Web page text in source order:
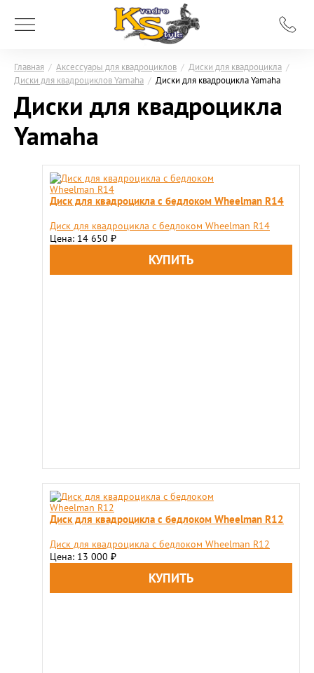
Главная / Аксессуары для квадроциклов / Диски для квадроцикла /
Диски для квадроциклов Yamaha / Диски для квадроцикла Yamaha
Диски для квадроцикла
Yamaha
Диск для квадроцикла с бедлоком Wheelman R14
Диск для квадроцикла с бедлоком Wheelman R14
Цена: 14 650 ₽
Диск для квадроцикла с бедлоком Wheelman R12
Диск для квадроцикла с бедлоком Wheelman R12
Цена: 13 000 ₽